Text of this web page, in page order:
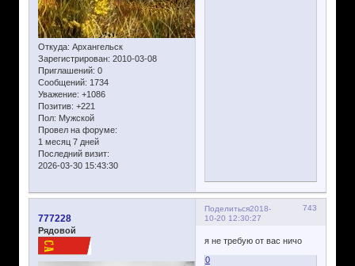
Откуда: Архангельск
Зарегистрирован: 2010-03-08
Приглашений: 0
Сообщений: 1734
Уважение: +1086
Позитив: +221
Пол: Мужской
Провел на форуме:
1 месяц 7 дней
Последний визит:
2026-03-30 15:43:30
Поделиться 743
2018-
10-20 12:30:27
777228
Рядовой
я не требую от вас ничо
0